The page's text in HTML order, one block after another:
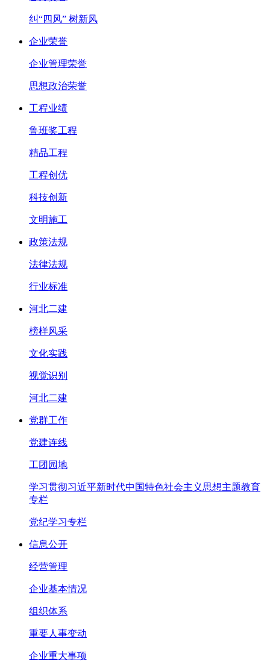
纠“四风” 树新风
企业荣誉
企业管理荣誉
思想政治荣誉
工程业绩
鲁班奖工程
精品工程
工程创优
科技创新
文明施工
政策法规
法律法规
行业标准
河北二建
榜样风采
文化实践
视觉识别
河北二建
党群工作
党建连线
工团园地
学习贯彻习近平新时代中国特色社会主义思想主题教育
专栏
党纪学习专栏
信息公开
经营管理
企业基本情况
组织体系
重要人事变动
企业重大事项